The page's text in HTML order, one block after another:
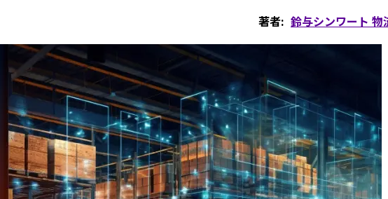
著者: 鈴与シンワート 物